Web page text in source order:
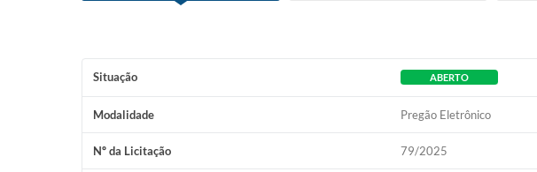
Situação ABERTO
Modalidade Pregão Eletrônico
Nº da Licitação 79/2025